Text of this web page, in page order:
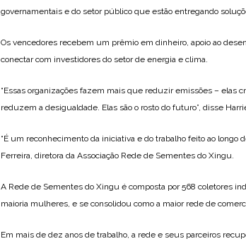
governamentais e do setor público que estão entregando
Os vencedores recebem um prêmio em dinheiro, apoio ao
conectar com investidores do setor de energia e clima.
“Essas organizações fazem mais que reduzir emissões – elas
reduzem a desigualdade. Elas são o rosto do futuro”, disse
“É um reconhecimento da iniciativa e do trabalho feito ao longo
Ferreira, diretora da Associação Rede de Sementes do Xingu.
A Rede de Sementes do Xingu é composta por 568 coletores
maioria mulheres, e se consolidou como a maior rede de
Em mais de dez anos de trabalho, a rede e seus parceiros